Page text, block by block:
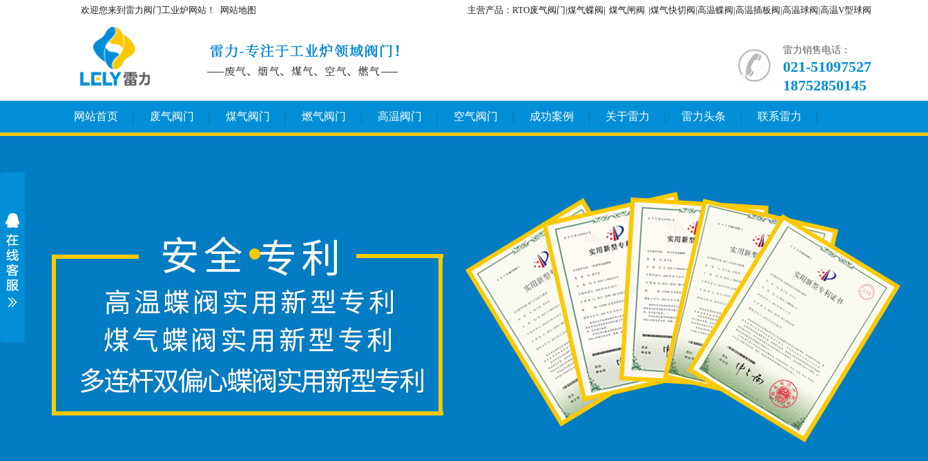
欢迎您来到雷力阀门工业炉网站！ 网站地图 主营产品：RTO废气阀门|煤气蝶阀| 煤气闸阀 |煤气快切阀|高温蝶阀|高温插板阀|高温球阀|高温V型球阀
雷力销售电话：
021-51097527
18752850145
网站首页 废气阀门 煤气阀门 燃气阀门 高温阀门 空气阀门 成功案例 关于雷力 雷力头条 联系雷力